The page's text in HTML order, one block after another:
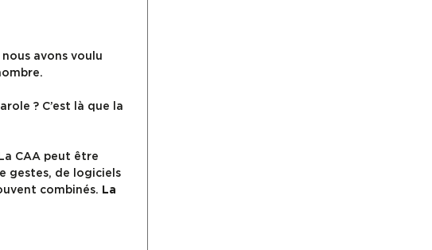
avons voulu
? C’est là que la
CAA peut être
gestes, de logiciels
combinés. La